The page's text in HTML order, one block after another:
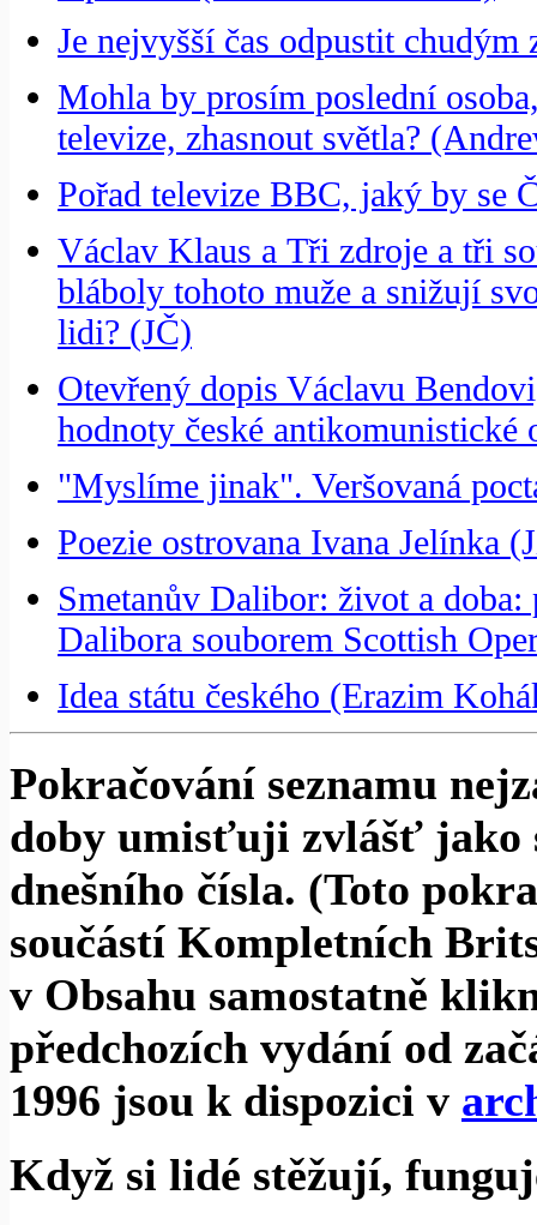
Je nejvyšší čas odpustit
Mohla by prosím poslední
televize, zhasnout světla?
Pořad televize BBC, jaký by se
Václav Klaus a Tři zdroje a tři
bláboly tohoto muže a snižují
lidi? (JČ)
Otevřený dopis Václavu
hodnoty české antikomunistické
"Myslíme jinak". Veršovaná
Poezie ostrovana Ivana Jelínka
Smetanův Dalibor: život a
Dalibora souborem Scottish
Idea státu českého (Erazim
Pokračování seznamu
doby umisťuji zvlášť jako
dnešního čísla. (Toto
součástí Kompletních
v Obsahu samostatně
předchozích vydání od
1996 jsou k dispozici v
Když si lidé stěžují,